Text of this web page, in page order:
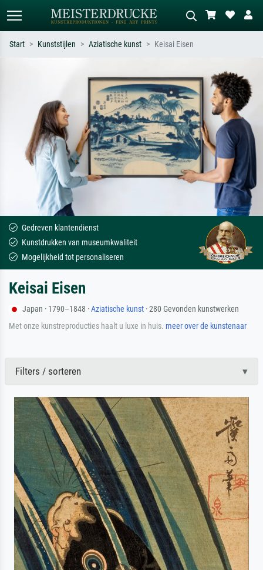
Zoek op kunstenaar, titel of stijl – bijv.
Monet, Sterrennacht, impressionisme,
Hokusai-golf, naakt.
Beschrijf de scène – bijv. groene
weide, abstract met veel rood, donker
olieverfschilderij, staand naakt naast
een boom.
Start Kunststijlen Aziatische kunst Keisai Eisen
Gedreven klantendienst
Kunstdrukken van museumkwaliteit
Mogelijkheid tot personaliseren
Keisai Eisen
Japan · 1790–1848 ·Aziatische kunst · 280 Gevonden kunstwerken
Met onze kunstreproducties haalt u luxe in huis. meer over de kunstenaar
Filters / sorteren